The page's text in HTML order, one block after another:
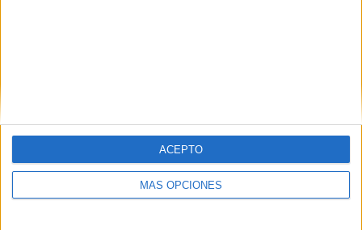
MÁS OPCIONES
ACEPTO
PINTEREST